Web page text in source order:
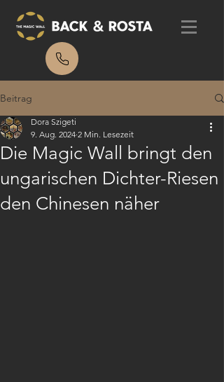
Beitrag
Die Magic Wall bringt den
ungarischen Dichter-Riesen
den Chinesen näher
Dora Szigeti
9. Aug. 2024 2 Min. Lesezeit